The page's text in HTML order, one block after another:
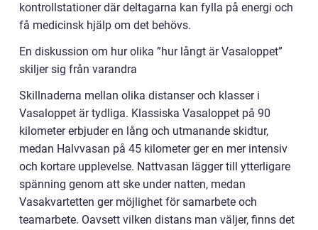
kontrollstationer där deltagarna kan fylla på energi och
få medicinsk hjälp om det behövs.
En diskussion om hur olika ”hur långt är Vasaloppet”
skiljer sig från varandra
Skillnaderna mellan olika distanser och klasser i
Vasaloppet är tydliga. Klassiska Vasaloppet på 90
kilometer erbjuder en lång och utmanande skidtur,
medan Halvvasan på 45 kilometer ger en mer intensiv
och kortare upplevelse. Nattvasan lägger till ytterligare
spänning genom att ske under natten, medan
Vasakvartetten ger möjlighet för samarbete och
teamarbete. Oavsett vilken distans man väljer, finns det